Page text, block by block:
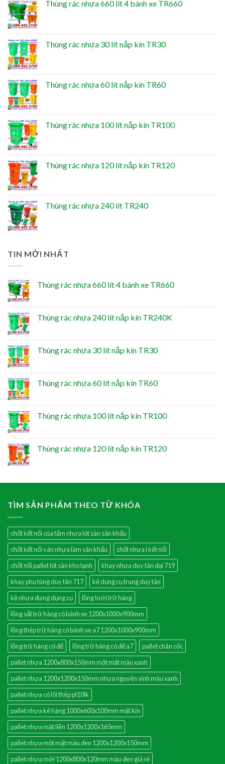
Thùng rác nhựa 660 lít 4 bánh xe TR660
Thùng rác nhựa 30 lít nắp kín TR30
Thùng rác nhựa 60 lít nắp kín TR60
Thùng rác nhựa 100 lít nắp kín TR100
Thùng rác nhựa 120 lít nắp kín TR120
Thùng rác nhựa 240 lít TR240
TIN MỚI NHẤT
Thùng rác nhựa 660 lít 4 bánh xe TR660
Thùng rác nhựa 240 lít nắp kín TR240K
Thùng rác nhựa 30 lít nắp kín TR30
Thùng rác nhựa 60 lít nắp kín TR60
Thùng rác nhựa 100 lít nắp kín TR100
Thùng rác nhựa 120 lít nắp kín TR120
TÌM SẢN PHẨM THEO TỪ KHÓA
chốt kết nối của tấm nhựa lót sàn sân khấu
chốt kết nối ván nhựa làm sân khấu
chốt nhựa i kết nối
chốt nối pallet lót sàn kho lạnh
khay nhựa duy tân đại 719
khay phụ tùng duy tân 717
kệ dụng cụ trung duy tân
kệ nhựa đựng dụng cụ
lồng lưới trữ hàng
lồng sắt trữ hàng có bánh xe 1200x1000x900mm
lồng thép trữ hàng có bánh xe a7 1200x1000x900mm
lồng trữ hàng có đế
lồng trữ hàng có đế a7
pallet chân cốc
pallet nhựa 1200x800x150mm một mặt màu xanh
pallet nhựa 1200x1200x150mm nhựa nguyên sinh màu xanh
pallet nhựa có lõi thép pl10lk
pallet nhựa kê hàng 1000x600x100mm mặt kín
pallet nhựa mặt liền 1200x1200x165mm
pallet nhựa một mặt màu đen 1200x1200x150mm
pallet nhựa mới 1200x800x120mm màu đen giá rẻ